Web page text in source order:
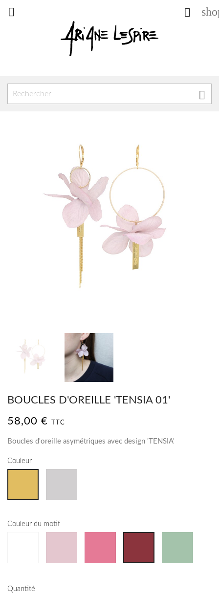
 

BOUCLES D'OREILLE 'TENSIA 01'
58,00 € TTC
Boucles d'oreille asymétriques avec design 'TENSIA'
Couleur
Couleur du motif
Quantité